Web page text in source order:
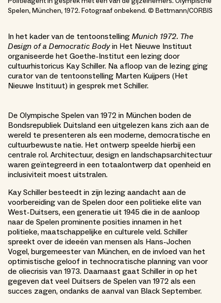
Spelen, München, 1972. Fotograaf onbekend. © Bettmann/CORBIS
In het kader van de tentoonstelling Munich 1972. The
Design of a Democratic Bodyin Het Nieuwe Instituut
organiseerde het Goethe-Institut een lezing door
cultuurhistoricus Kay Schiller. Na afloop van de lezing ging
curator van de tentoonstelling Marten Kuijpers (Het
Nieuwe Instituut) in gesprek met Schiller.
De Olympische Spelen van 1972 in München boden de
Bondsrepubliek Duitsland een uitgelezen kans zich aan de
wereld te presenteren als een moderne, democratische en
cultuurbewuste natie. Het ontwerp speelde hierbij een
centrale rol. Architectuur, design en landschapsarchitectuur
waren geïntegreerd in een totaalontwerp dat openheid en
inclusiviteit moest uitstralen.
Kay Schiller besteedt in zijn lezing aandacht aan de
voorbereiding van de Spelen door een politieke elite van
West-Duitsers, een generatie uit 1945 die in de aanloop
naar de Spelen prominente posities innamen in het
politieke, maatschappelijke en culturele veld. Schiller
spreekt over de ideeën van mensen als Hans-Jochen
Vogel, burgemeester van München, en de invloed van het
optimistische geloof in technocratische planning van voor
de oliecrisis van 1973. Daarnaast gaat Schiller in op het
gegeven dat veel Duitsers de Spelen van 1972 als een
succes zagen, ondanks de aanval van Black September.